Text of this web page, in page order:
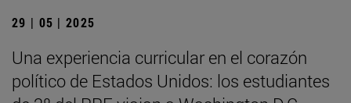
29 | 05 | 2025
Una experiencia curricular en el corazón
político de Estados Unidos: los estudiantes